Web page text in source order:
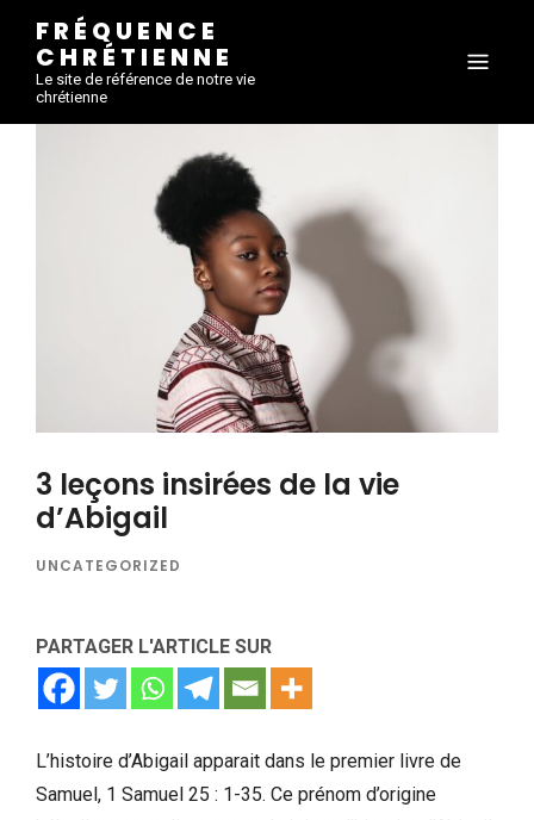
FRÉQUENCE
CHRÉTIENNE
Le site de référence de notre vie
chrétienne
3 leçons insirées de la vie
d’Abigail
UNCATEGORIZED
PARTAGER L'ARTICLE SUR
L’histoire d’Abigail apparait dans le premier livre de
Samuel, 1 Samuel 25 : 1-35. Ce prénom d’origine